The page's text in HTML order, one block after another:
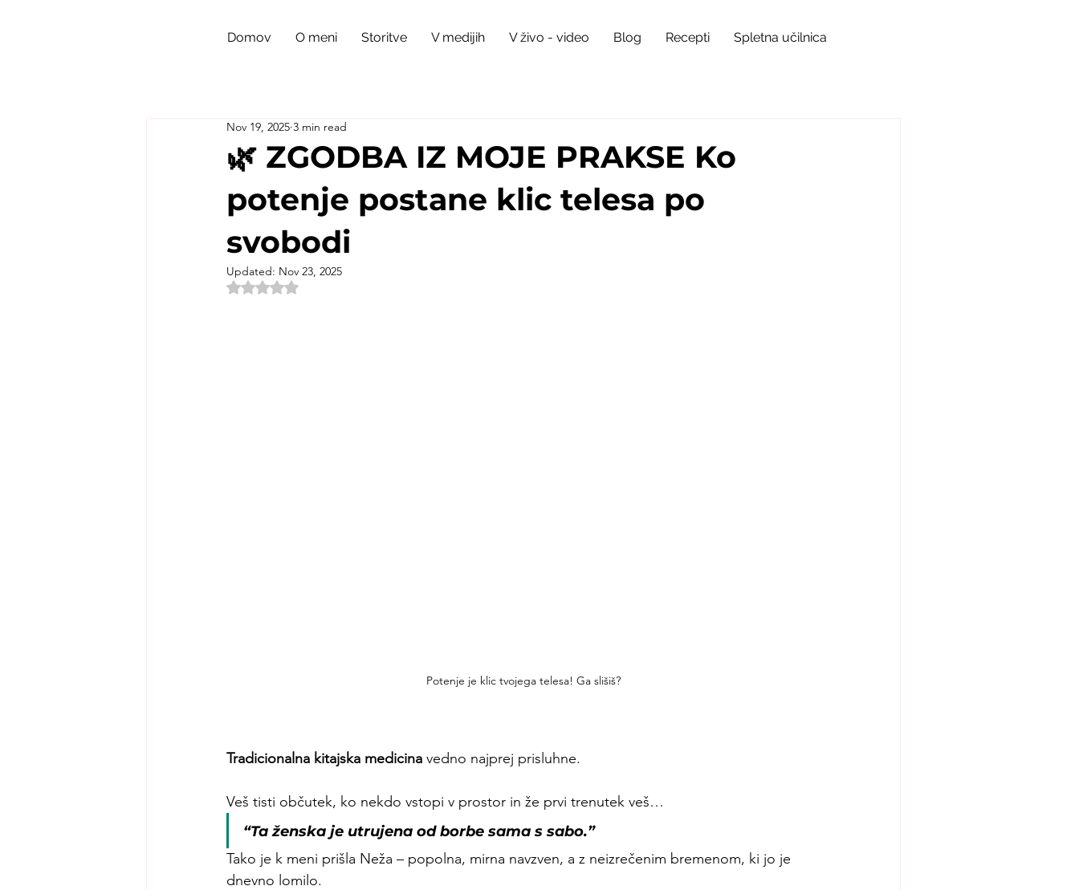
Domov O meni Storitve V medijih V živo - video Blog Recepti Spletna učilnica
🌿 ZGODBA IZ MOJE PRAKSE Ko
potenje postane klic telesa po
svobodi
Nov 19, 2025 3 min read
Updated: Nov 23, 2025
Rated NaN out of 5 stars.
Potenje je klic tvojega telesa! Ga slišiš?
Tradicionalna kitajska medicina vedno najprej prisluhne.
Veš tisti občutek, ko nekdo vstopi v prostor in že prvi trenutek veš…
“Ta ženska je utrujena od borbe sama s sabo.”
Tako je k meni prišla Neža – popolna, mirna navzven, a z neizrečenim bremenom, ki jo je
dnevno lomilo.